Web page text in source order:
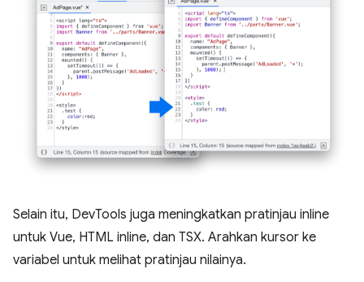
Selain itu, DevTools juga meningkatkan pratinjau inline
untuk Vue, HTML inline, dan TSX. Arahkan kursor ke
variabel untuk melihat pratinjau nilainya.